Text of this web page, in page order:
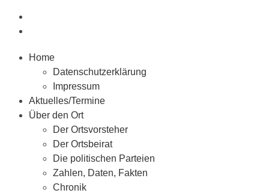
Home
Datenschutzerklärung
Impressum
Aktuelles/Termine
Über den Ort
Der Ortsvorsteher
Der Ortsbeirat
Die politischen Parteien
Zahlen, Daten, Fakten
Chronik